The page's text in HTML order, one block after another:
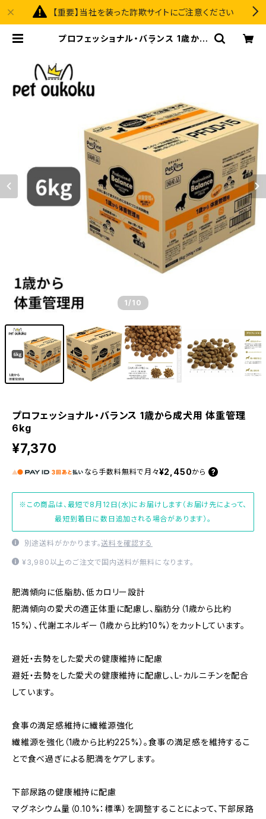
【重要】当社を装った詐欺サイトにご注意ください
プロフェッショナル・バランス 1歳から
1 /10
プロフェッショナル・バランス 1歳から成犬用 体重管理
6kg
¥7,370
なら 手数料無料で 月々¥2,450から
※この商品は、最短で8月12日(水)にお届けします（お届け先によって、
最短到着日に数日追加される場合があります）。
別途送料がかかります。送料を確認する
¥3,980以上のご注文で国内送料が無料になります。
肥満傾向に低脂肪、低カロリー設計
肥満傾向の愛犬の適正体重に配慮し、脂肪分（1歳から比約
15%）、代謝エネルギー（1歳から比約10%）をカットしています。
避妊・去勢をした愛犬の健康維持に配慮
避妊・去勢をした愛犬の健康維持に配慮し、L-カルニチンを配合
しています。
食事の満足感維持に繊維源強化
繊維源を強化（1歳から比約225%）。食事の満足感を維持するこ
とで食べ過ぎによる肥満をケアします。
下部尿路の健康維持に配慮
マグネシウム量（0.10%：標準）を調整することによって、下部尿路